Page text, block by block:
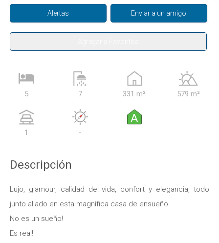
Alertas Enviar a un amigo
5 7 331 m² 579 m²
1 -
A
Descripción
Lujo, glamour, calidad de vida, confort y elegancia, todo
junto aliado en esta magnífica casa de ensueño.
No es un sueño!
Es real!